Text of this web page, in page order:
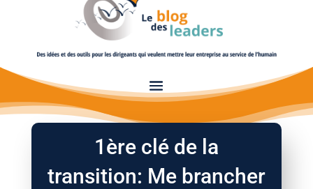
1ère clé de la
transition: Me brancher